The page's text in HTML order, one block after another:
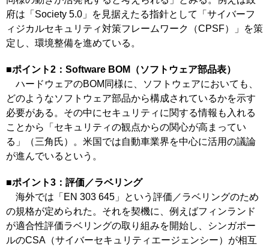
府は「Society 5.0」を見据えたる指針として「サイバーフ
ィジカルセキュリティ対策フレームワーク（CPSF）」を策
定し、環境整備を進めている。
■ポイント2：Software BOM（ソフトウェア部品表）
ハードウェアのBOM同様に、ソフトウェアにおいても、
どのようなソフトウェア部品から構成されているかを示す
必要がある。その中にセキュリティに関する情報も入れる
ことから「セキュリティの観点からの関心が高まってい
る」（三角氏）。米国では自動車業界を中心に活用の議論
が進んでいるという。
■ポイント3：評価／ラベリング
海外では「EN 303 645」という評価／ラベリングのため
の規格が定められた。それを契機に、例えばフィンランド
が適合性評価ラベリングの取り組みを開始し、シンガポー
ルのCSA（サイバーセキュリティエージェンシー）が相互